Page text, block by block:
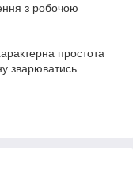
з робочою
простота
зварюватись.